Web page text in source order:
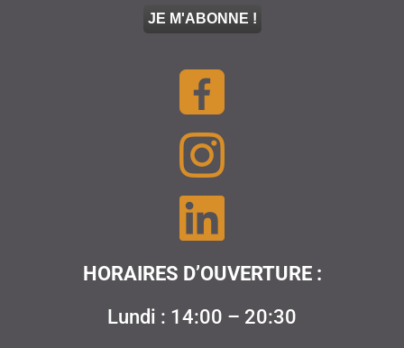
HORAIRES D’OUVERTURE :
Lundi : 14:00 – 20:30